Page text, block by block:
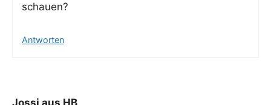
schauen?
Antworten
Jossi aus HB